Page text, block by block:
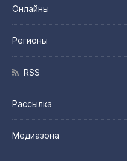
Онлайны
Регионы
RSS
Рассылка
Медиазона